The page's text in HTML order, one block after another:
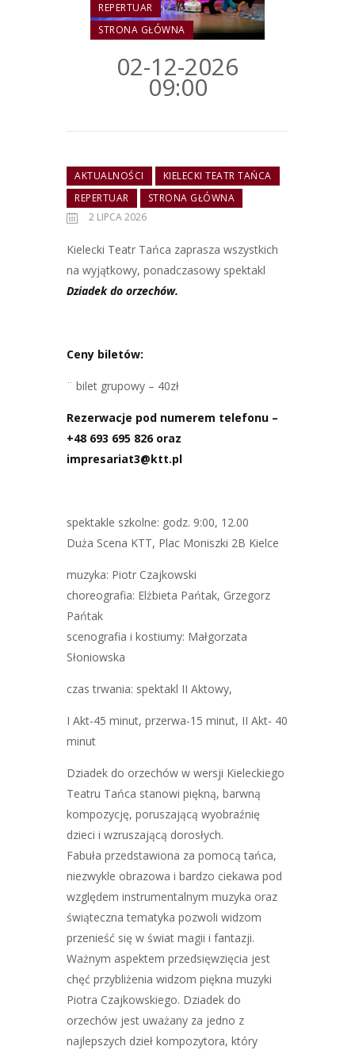
REPERTUAR
STRONA GŁÓWNA
02-12-2026
09:00
AKTUALNOŚCI
KIELECKI TEATR TAŃCA
REPERTUAR
STRONA GŁÓWNA
2 LIPCA 2026
Kielecki Teatr Tańca zaprasza wszystkich
na wyjątkowy, ponadczasowy spektakl
Dziadek do orzechów.
Ceny biletów:
¨ bilet grupowy – 40zł
Rezerwacje pod numerem telefonu –
+48 693 695 826 oraz
impresariat3@ktt.pl
spektakle szkolne: godz. 9:00, 12.00
Duża Scena KTT, Plac Moniszki 2B Kielce
muzyka: Piotr Czajkowski
choreografia: Elżbieta Pańtak, Grzegorz
Pańtak
scenografia i kostiumy: Małgorzata
Słoniowska
czas trwania: spektakl II Aktowy,
I Akt-45 minut, przerwa-15 minut, II Akt- 40
minut
Dziadek do orzechów w wersji Kieleckiego
Teatru Tańca stanowi piękną, barwną
kompozycję, poruszającą wyobraźnię
dzieci i wzruszającą dorosłych.
Fabuła przedstawiona za pomocą tańca,
niezwykle obrazowa i bardzo ciekawa pod
względem instrumentalnym muzyka oraz
świąteczna tematyka pozwoli widzom
przenieść się w świat magii i fantazji.
Ważnym aspektem przedsięwzięcia jest
chęć przybliżenia widzom piękna muzyki
Piotra Czajkowskiego. Dziadek do
orzechów jest uważany za jedno z
najlepszych dzieł kompozytora, który